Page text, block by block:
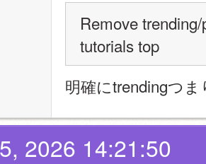
Remove
tutorials top
明確にtrendingつ
2026 14:21:50